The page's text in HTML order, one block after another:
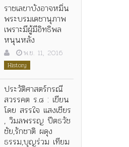
ราชเลขาบังอาจหมิ่น
พระบรมเดชานุภาพ
เพราะมีผู้มีอิทธิพล
หนุนหลัง
พ.ย. 11, 2016
History
ประวัติศาสตร์กรณี
สวรรคต ร.๘ : เขียน
โดย สรรใจ แสงเชียร
, วิมลพรรญ ปีตธวัช
ชัย,รักชาติ ผดุง
ธรรม,บุญร่วม เทียม